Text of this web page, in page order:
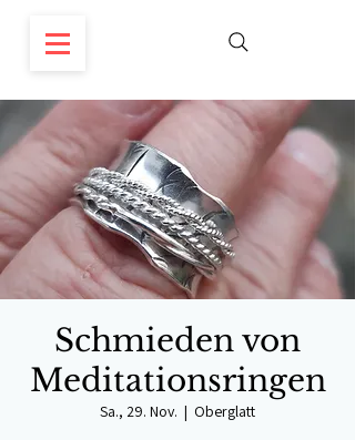
Schmieden von
Meditationsringen
Sa., 29. Nov.
  |
Oberglatt